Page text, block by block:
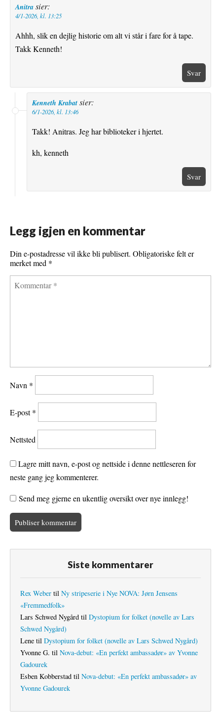
Anitra sier:
4/1-2026, kl. 13:25
Ahhh, slik en dejlig historie om alt vi står i fare for å tape.
Takk Kenneth!
Svar
Kenneth Krabat sier:
6/1-2026, kl. 13:46
Takk! Anitras. Jeg har biblioteker i hjertet.
kh, kenneth
Svar
Legg igjen en kommentar
Din e-postadresse vil ikke bli publisert. Obligatoriske felt er
merket med *
Navn *
E-post*
Nettsted
Lagre mitt navn, e-post og nettside i denne nettleseren for
neste gang jeg kommenterer.
Send meg gjerne en ukentlig oversikt over nye innlegg!
Siste kommentarer
Rex Weber til Ny stripeserie i Nye NOVA: Jørn Jensens
«Fremmedfolk»
Lars Schwed Nygård til Dystopium for folket (novelle av Lars
Schwed Nygård)
Lene til Dystopium for folket (novelle av Lars Schwed Nygård)
Yvonne G. til Nova-debut: «En perfekt ambassadør» av Yvonne
Gadourek
Esben Kobberstad til Nova-debut: «En perfekt ambassadør» av
Yvonne Gadourek